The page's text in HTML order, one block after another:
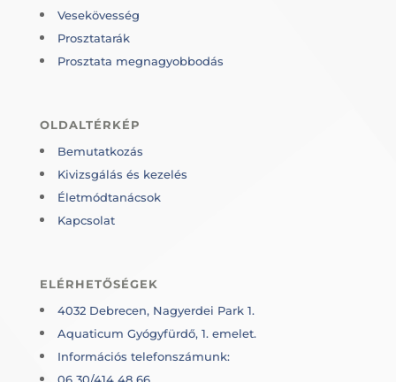
Vesekövesség
Prosztatarák
Prosztata megnagyobbodás
OLDALTÉRKÉP
Bemutatkozás
Kivizsgálás és kezelés
Életmódtanácsok
Kapcsolat
ELÉRHETŐSÉGEK
4032 Debrecen, Nagyerdei Park 1.
Aquaticum Gyógyfürdő, 1. emelet.
Információs telefonszámunk:
06 30/414 48 66